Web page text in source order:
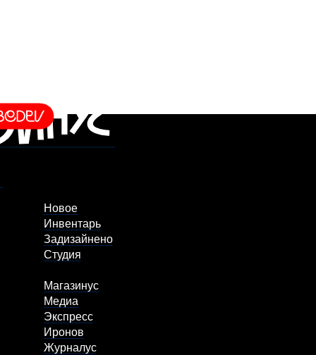
Новое
Инвентарь
Задизайнено
Студия
Магазинус
Медиа
Экспресс
Иронов
Журналус